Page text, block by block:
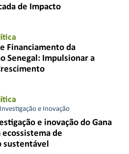
de Impacto
Financiamento da
Senegal: Impulsionar a
e Inovação
e inovação do Gana
de
sustentável